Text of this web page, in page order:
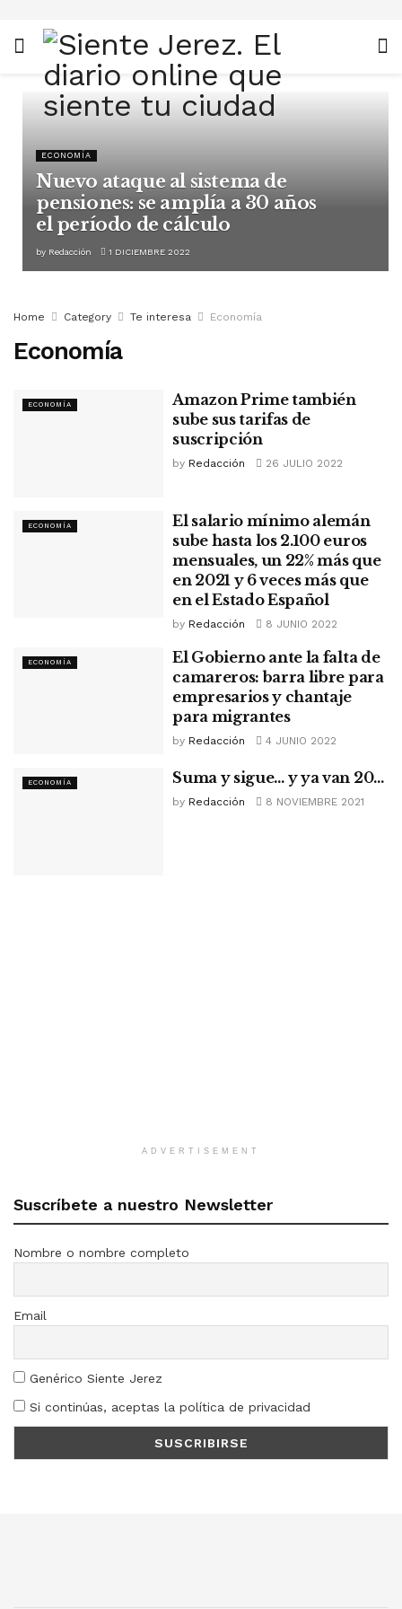
ECONOMÍA
Nuevo ataque al sistema de
pensiones: se amplía a 30 años
el período de cálculo
by Redacción 1 DICIEMBRE 2022
Home Category Te interesa Economía
Economía
ECONOMÍA
Amazon Prime también
sube sus tarifas de
suscripción
by Redacción 26 JULIO 2022
ECONOMÍA
El salario mínimo alemán
sube hasta los 2.100 euros
mensuales, un 22% más que
en 2021 y 6 veces más que
en el Estado Español
by Redacción 8 JUNIO 2022
ECONOMÍA
El Gobierno ante la falta de
camareros: barra libre para
empresarios y chantaje
para migrantes
by Redacción 4 JUNIO 2022
ECONOMÍA Suma y sigue… y ya van 20…
by Redacción 8 NOVIEMBRE 2021
ADVERTISEMENT
Suscríbete a nuestro Newsletter
Nombre o nombre completo
Email
Genérico Siente Jerez
Si continúas, aceptas la política de privacidad